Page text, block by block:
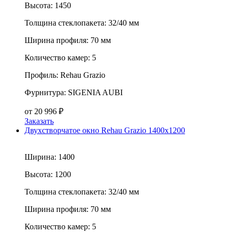
Высота: 1450
Толщина стеклопакета: 32/40 мм
Ширина профиля: 70 мм
Количество камер: 5
Профиль: Rehau Grazio
Фурнитура: SIGENIA AUBI
от 20 996 ₽
Заказать
Двухстворчатое окно Rehau Grazio 1400x1200
Ширина: 1400
Высота: 1200
Толщина стеклопакета: 32/40 мм
Ширина профиля: 70 мм
Количество камер: 5